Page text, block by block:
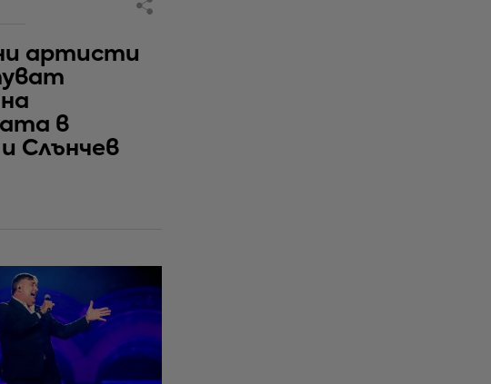
артисти
в
Слънчев